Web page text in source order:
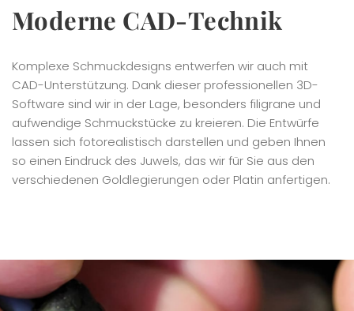
Moderne CAD-Technik
Komplexe Schmuckdesigns entwerfen wir auch mit
CAD-Unterstützung. Dank dieser professionellen 3D-
Software sind wir in der Lage, besonders filigrane und
aufwendige Schmuckstücke zu kreieren. Die Entwürfe
lassen sich fotorealistisch darstellen und geben Ihnen
so einen Eindruck des Juwels, das wir für Sie aus den
verschiedenen Goldlegierungen oder Platin anfertigen.